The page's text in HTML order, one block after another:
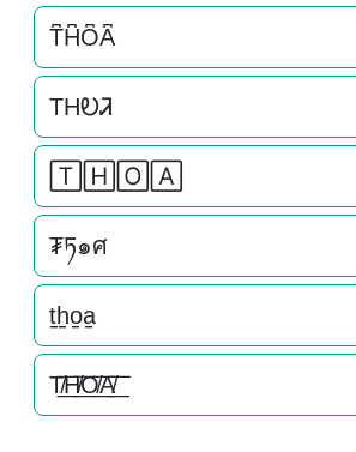
T͆H͆O͆A͆
THᎧᏘ
🅃🄷🄾🄰
₮ཏ๑ศ
t̠h̠o̠a̠
T̸͟͞H̸͟͞O̸͟͞A̸͟͞